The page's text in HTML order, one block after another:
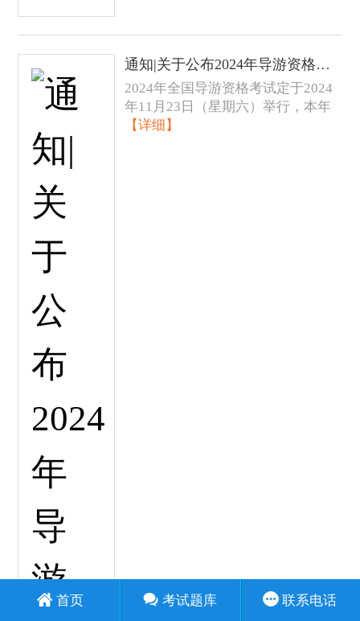
通知|关于公布2024年导游资格考试（黑龙江考区）现场考试（机考面试）阅卷评分规则的公告
2024年全国导游资格考试定于2024
年11月23日（星期六）举行，本年
【详细】
首页 考试题库 联系电话